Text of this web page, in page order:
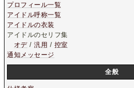
プロフィール一覧
アイドル呼称一覧
アイドルの衣装
アイドルのセリフ集
オデ/汎用 / 控室
通知メッセージ
全般